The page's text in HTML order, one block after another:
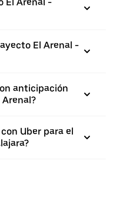
El Arenal -
anticipación
Arenal?
Uber para el